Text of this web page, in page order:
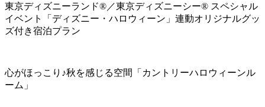
東京ディズニーランド®／東京ディズニーシー® スペシャル
イベント「ディズニー・ハロウィーン」連動オリジナルグッ
ズ付き宿泊プラン
心がほっこり♪秋を感じる空間「カントリーハロウィーンル
ーム」